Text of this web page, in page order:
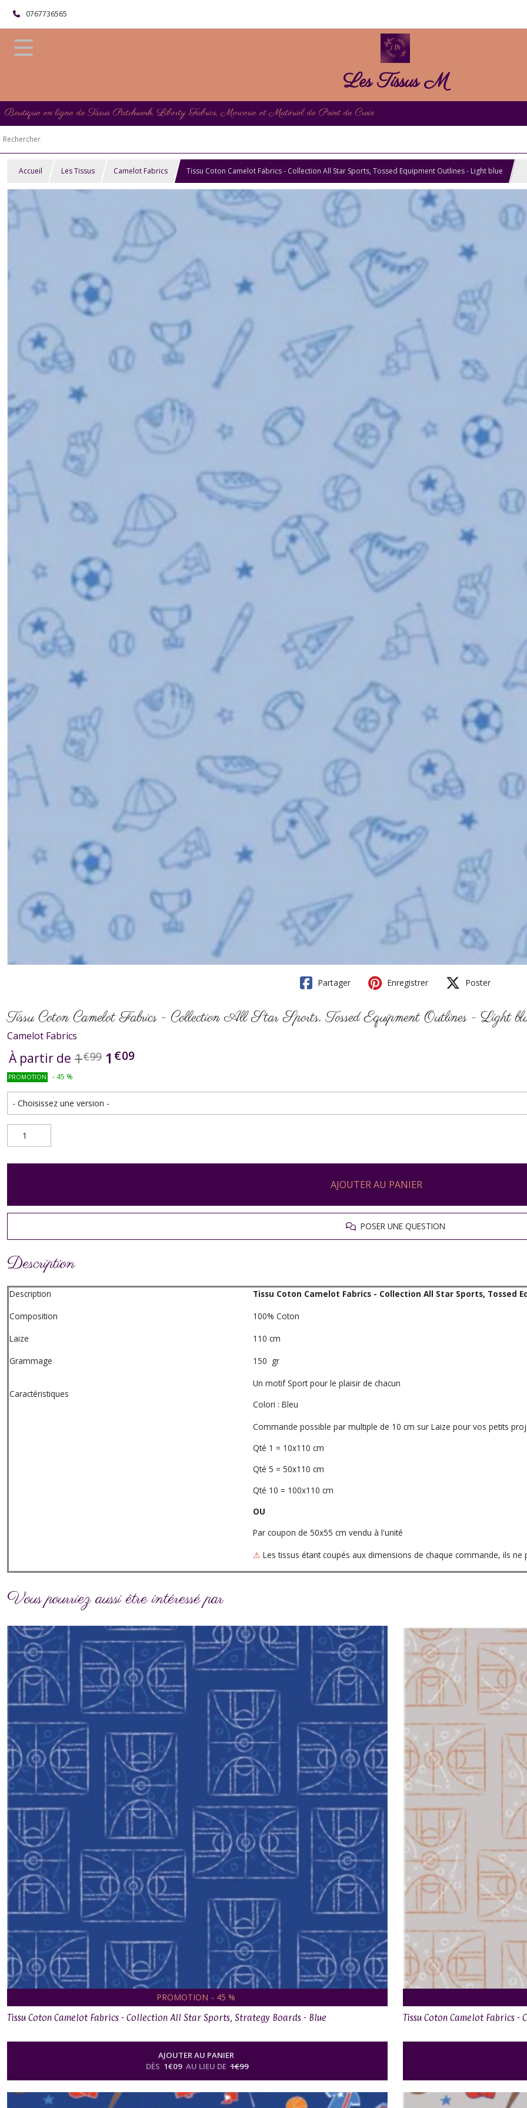
0767736565
Les Tissus M
Boutique en ligne de Tissus Patchwork, Liberty Fabrics, Mercerie et Matériel de Point de Croix
Accueil Les Tissus Camelot Fabrics Tissu Coton Camelot Fabrics - Collection All Star Sports, Tossed Equipment Outlines - Light blue
Partager Enregistrer Poster
Tissu Coton Camelot Fabrics - Collection All Star Sports, Tossed Equipment Outlines - Light
Camelot Fabrics
À partir de 1€99 1 €09
PROMOTION - 45 %
AJOUTER AU PANIER
POSER UNE QUESTION
Description
Description
Tissu Coton Camelot Fabrics - Collection All Star Sports, Tossed
Composition
100% Coton
Laize
110 cm
Grammage
150 gr
Caractéristiques
Un motif Sport pour le plaisir de chacun
Colori : Bleu
Commande possible par multiple de 10 cm sur Laize pour vos petits
Qté 1 = 10x110 cm
Qté 5 = 50x110 cm
Qté 10 = 100x110 cm
OU
Par coupon de 50x55 cm vendu à l'unité
⚠ Les tissus étant coupés aux dimensions de chaque commande, ils
Vous pourriez aussi être intéressé par
PROMOTION - 45 %
Tissu Coton Camelot Fabrics - Collection All Star Sports, Strategy Boards - Blue
AJOUTER AU PANIER
DÈS 1€09 AU LIEU DE 1€99
Tissu Coton Camelot Fabrics